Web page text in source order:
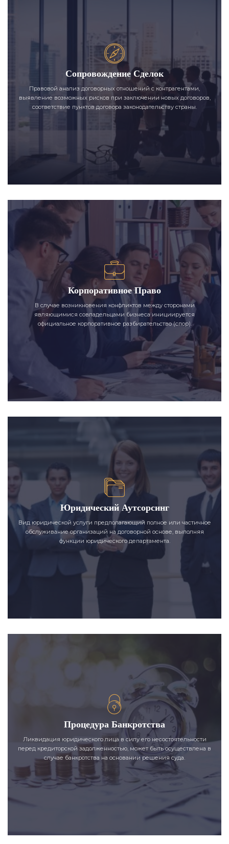
Сопровождение Сделок
Правовой анализ договорных отношений с контрагентами,
выявление возможных рисков при заключении новых договоров,
соответствие пунктов договора законодательству страны.
Корпоративное Право
В случае возникновения конфликтов между сторонами
являющимися совладельцами бизнеса инициируется
официальное корпоративное разбирательство (спор).
Юридический Аутсорсинг
Вид юридической услуги предполагающий полное или частичное
обслуживание организаций на договорной основе, выполняя
функции юридического департамента.
Процедура Банкротства
Ликвидация юридического лица в силу его несостоятельности
перед кредиторской задолженностью, может быть осуществлена в
случае банкротства на основании решения суда.